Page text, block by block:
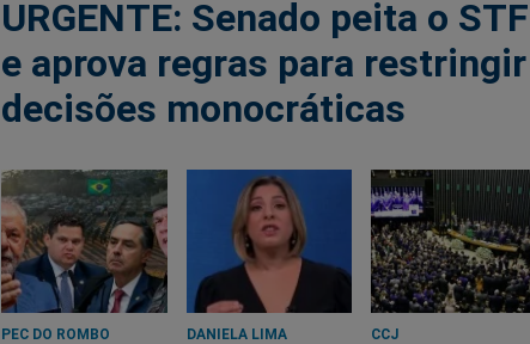
URGENTE: Senado peita o STF
e aprova regras para restringir
decisões monocráticas
PEC DO ROMBO
DANIELA LIMA
CCJ